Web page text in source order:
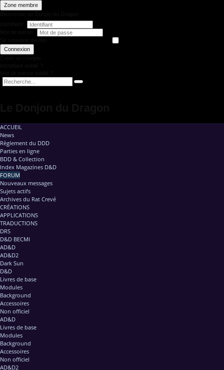
Zone membre
Connexion
ACCUEIL
News
Règlement du DDD
Parties en ligne
BDD & Collection
Index Magazines D&D
FORUM
Nouveaux messages
Sujets actifs
Archives du Rat Crevé
CRÉATIONS
APPLICATIONS
TRADUCTIONS
DRS
D&D BECMI
AD&D
AD&D2
Dark Sun
D&D
Livres de base
Modules
Background
Accessoires
Non officiel
AD&D
Livres de base
Modules
Background
Accessoires
Non officiel
AD&D2